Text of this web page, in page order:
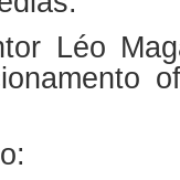
Léo